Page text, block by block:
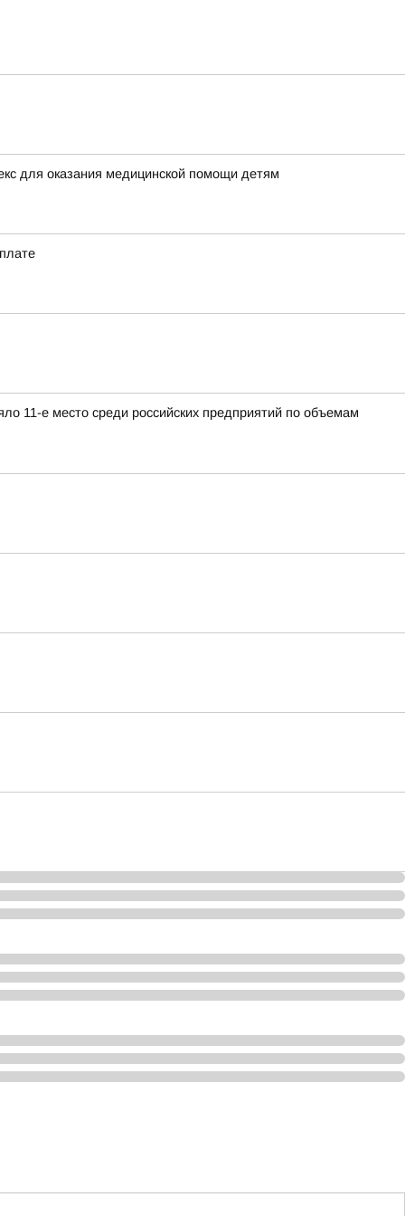
для оказания медицинской помощи детям
11-е место среди российских предприятий по объемам